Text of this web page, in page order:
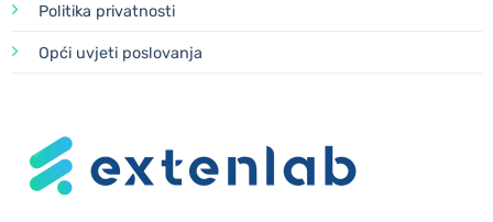
Politika privatnosti
Opći uvjeti poslovanja